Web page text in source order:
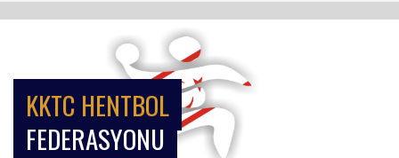
KKTC HENTBOL
FEDERASYONU